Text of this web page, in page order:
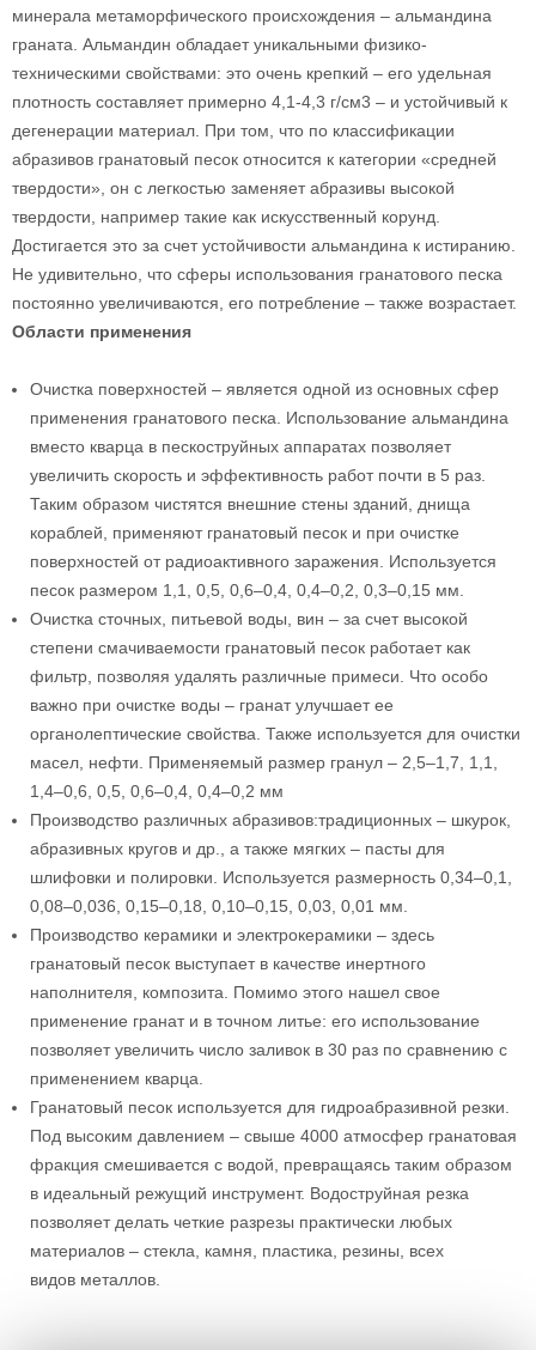
минерала метаморфического происхождения – альмандина
граната. Альмандин обладает уникальными физико-
техническими свойствами: это очень крепкий – его удельная
плотность составляет примерно 4,1-4,3 г/см3 – и устойчивый к
дегенерации материал. При том, что по классификации
абразивов гранатовый песок относится к категории «средней
твердости», он с легкостью заменяет абразивы высокой
твердости, например такие как искусственный корунд.
Достигается это за счет устойчивости альмандина к истиранию.
Не удивительно, что сферы использования гранатового песка
постоянно увеличиваются, его потребление – также возрастает.
Области применения
Очистка поверхностей – является одной из основных сфер
применения гранатового песка. Использование альмандина
вместо кварца в пескоструйных аппаратах позволяет
увеличить скорость и эффективность работ почти в 5 раз.
Таким образом чистятся внешние стены зданий, днища
кораблей, применяют гранатовый песок и при очистке
поверхностей от радиоактивного заражения. Используется
песок размером 1,1, 0,5, 0,6–0,4, 0,4–0,2, 0,3–0,15 мм.
Очистка сточных, питьевой воды, вин – за счет высокой
степени смачиваемости гранатовый песок работает как
фильтр, позволяя удалять различные примеси. Что особо
важно при очистке воды – гранат улучшает ее
органолептические свойства. Также используется для очистки
масел, нефти. Применяемый размер гранул – 2,5–1,7, 1,1,
1,4–0,6, 0,5, 0,6–0,4, 0,4–0,2 мм
Производство различных абразивов:традиционных – шкурок,
абразивных кругов и др., а также мягких – пасты для
шлифовки и полировки. Используется размерность 0,34–0,1,
0,08–0,036, 0,15–0,18, 0,10–0,15, 0,03, 0,01 мм.
Производство керамики и электрокерамики – здесь
гранатовый песок выступает в качестве инертного
наполнителя, композита. Помимо этого нашел свое
применение гранат и в точном литье: его использование
позволяет увеличить число заливок в 30 раз по сравнению с
применением кварца.
Гранатовый песок используется для гидроабразивной резки.
Под высоким давлением – свыше 4000 атмосфер гранатовая
фракция смешивается с водой, превращаясь таким образом
в идеальный режущий инструмент. Водоструйная резка
позволяет делать четкие разрезы практически любых
материалов – стекла, камня, пластика, резины, всех
видов металлов.